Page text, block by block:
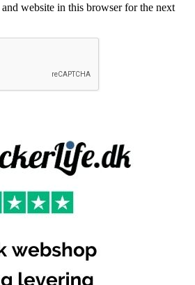
website in this browser for the next